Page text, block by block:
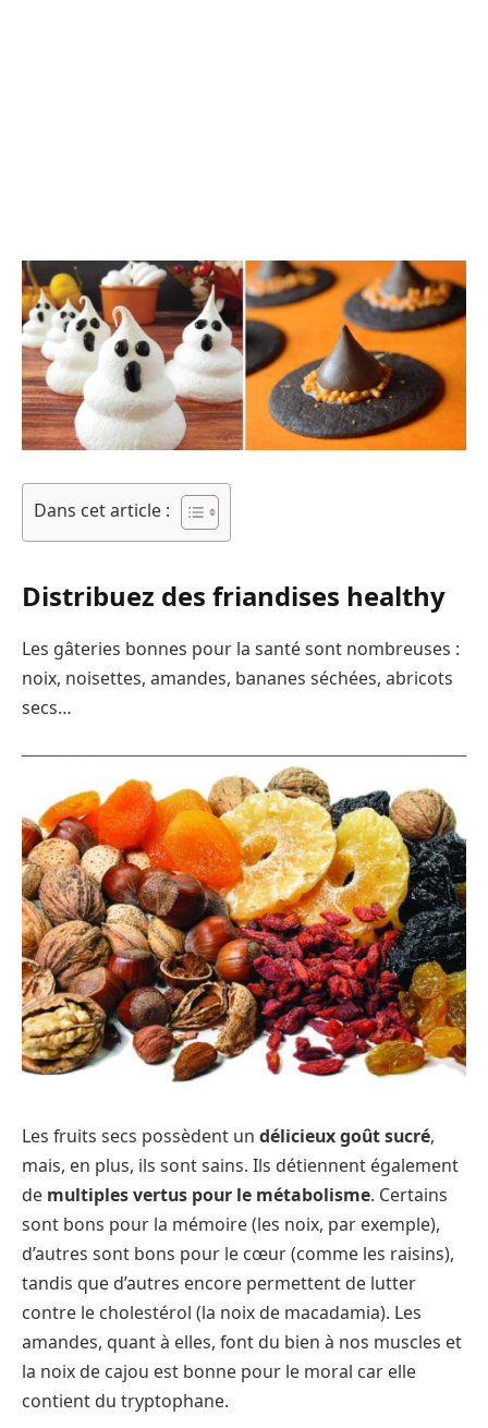
Dans cet article :
Distribuez des friandises healthy
Les gâteries bonnes pour la santé sont nombreuses :
noix, noisettes, amandes, bananes séchées, abricots
secs…
Les fruits secs possèdent un délicieux goût sucré,
mais, en plus, ils sont sains. Ils détiennent également
de multiples vertus pour le métabolisme. Certains
sont bons pour la mémoire (les noix, par exemple),
d’autres sont bons pour le cœur (comme les raisins),
tandis que d’autres encore permettent de lutter
contre le cholestérol (la noix de macadamia). Les
amandes, quant à elles, font du bien à nos muscles et
la noix de cajou est bonne pour le moral car elle
contient du tryptophane.